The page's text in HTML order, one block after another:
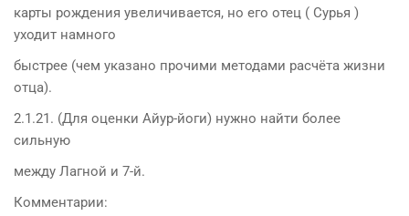
карты рождения увеличивается, но его отец ( Сурья )
уходит намного
быстрее (чем указано прочими методами расчёта жизни
отца).
2.1.21. (Для оценки Айур-йоги) нужно найти более
сильную
между Лагной и 7-й.
Комментарии: